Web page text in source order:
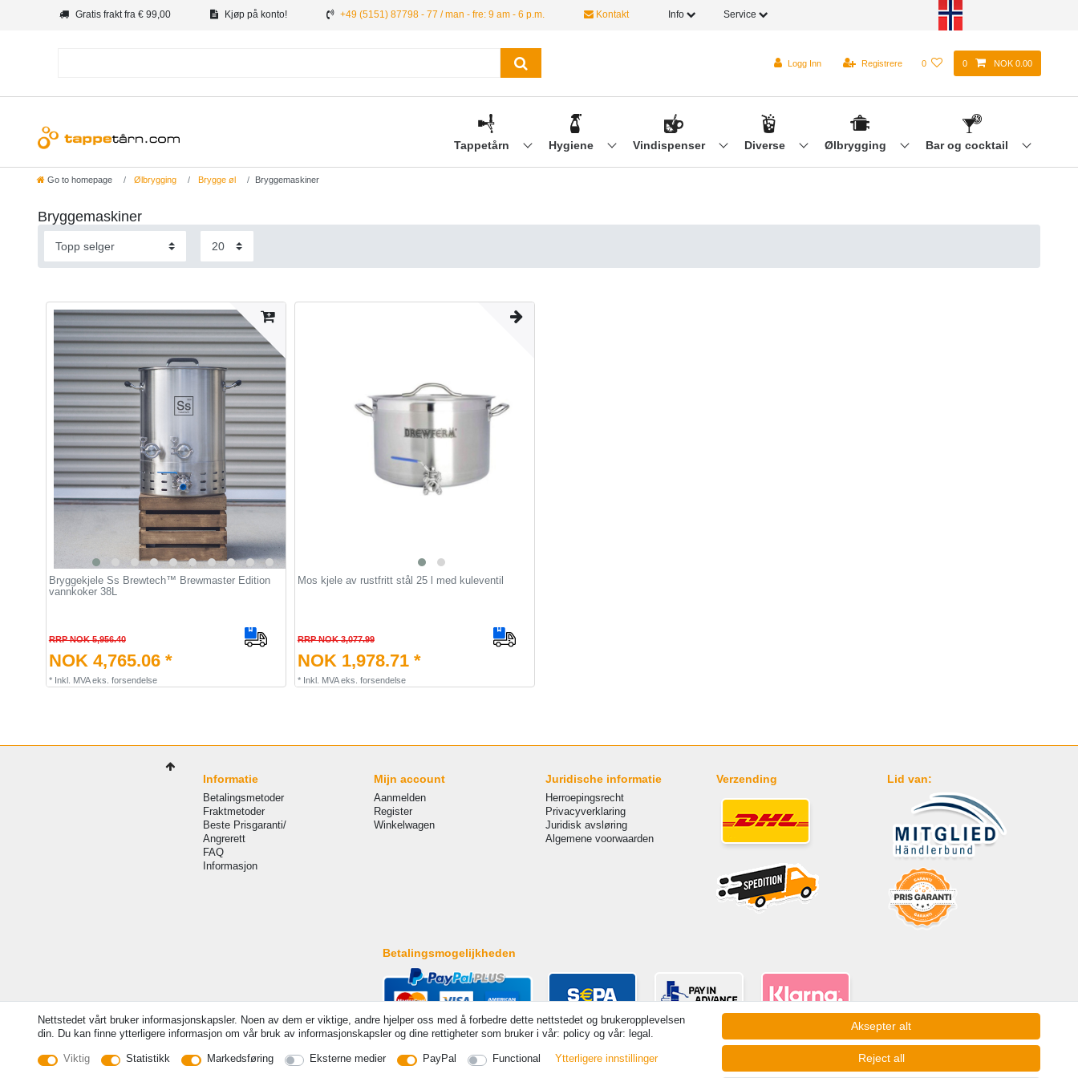
Gratis frakt fra € 99,00 Kjøp på konto! +49 (5151) 87798 - 77 / man - fre: 9 am - 6 p.m. Kontakt Info Service
Logg Inn Registrere 0 0 NOK 0.00
Tappetårn Hygiene Vindispenser Diverse Ølbrygging Bar og cocktail
Go to homepage Ølbrygging Brygge øl Bryggemaskiner
Bryggemaskiner
Bryggekjele Ss Brewtech™ Brewmaster Edition
vannkoker 38L
RRP NOK 5,956.40
NOK 4,765.06 *
* Inkl. MVAeks. forsendelse
Mos kjele av rustfritt stål 25 l med kuleventil
RRP NOK 3,077.99
NOK 1,978.71 *
* Inkl. MVAeks. forsendelse
Informatie
Betalingsmetoder
Fraktmetoder
Beste Prisgaranti/
Angrerett
FAQ
Informasjon
Mijn account
Aanmelden
Register
Winkelwagen
Juridische informatie
Herroepingsrecht
Privacyverklaring
Juridisk avsløring
Algemene voorwaarden
Verzending Lid van:
Betalingsmogelijkheden
© Copyright 2026 | Alle rettigheter forbeholdt. - Alle rechten voorbehouden. Prijzen zijn inclusief wettelijk verplicht 19% btw Basisprijzen zie artikeldetail | * Geldt voor leveringen in Nederland!
Nettstedet vårt bruker informasjonskapsler. Noen av dem er viktige, andre hjelper oss med å forbedre dette nettstedet og brukeropplevelsen
din. Du kan finne ytterligere informasjon om vår bruk av informasjonskapsler og dine rettigheter som bruker i vår: policy og vår: legal.
Viktig Statistikk Markedsføring Eksterne medier PayPal Functional Ytterligere innstillinger
Aksepter alt
Reject all